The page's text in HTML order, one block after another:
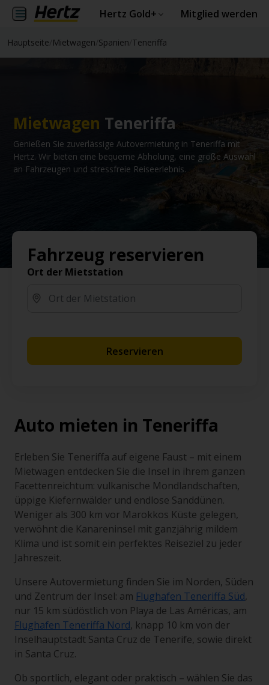
Hertz Gold+ Mitglied werden
Hauptseite Mietwagen Spanien Teneriffa
Mietwagen Teneriffa
Genießen Sie zuverlässige Autovermietung in Teneriffa mit
Hertz. Wir bieten eine bequeme Abholung, eine große Auswahl
an Fahrzeugen und stressfreie Reiseerlebnis.
Fahrzeug reservieren
Ort der Mietstation
Reservieren
Auto mieten in Teneriffa
Erleben Sie Teneriffa auf eigene Faust – mit einem
Mietwagen entdecken Sie die Insel in ihrem ganzen
Facettenreichtum: vulkanische Mondlandschaften,
üppige Kiefernwälder und endlose Sanddünen.
Weniger als 300 km vor Marokkos Küste gelegen,
verwöhnt die Kanareninsel mit ganzjährig mildem
Klima und ist somit ein perfektes Reiseziel zu jeder
Jahreszeit.
Unsere Autovermietung finden Sie im Norden, Süden
und Zentrum der Insel: am Flughafen Teneriffa Süd,
nur 15 km südöstlich von Playa de Las Américas, am
Flughafen Teneriffa Nord, knapp 10 km von der
Inselhauptstadt Santa Cruz de Tenerife, sowie direkt
in Santa Cruz.
Ob sportlich, elegant oder praktisch – wählen Sie das